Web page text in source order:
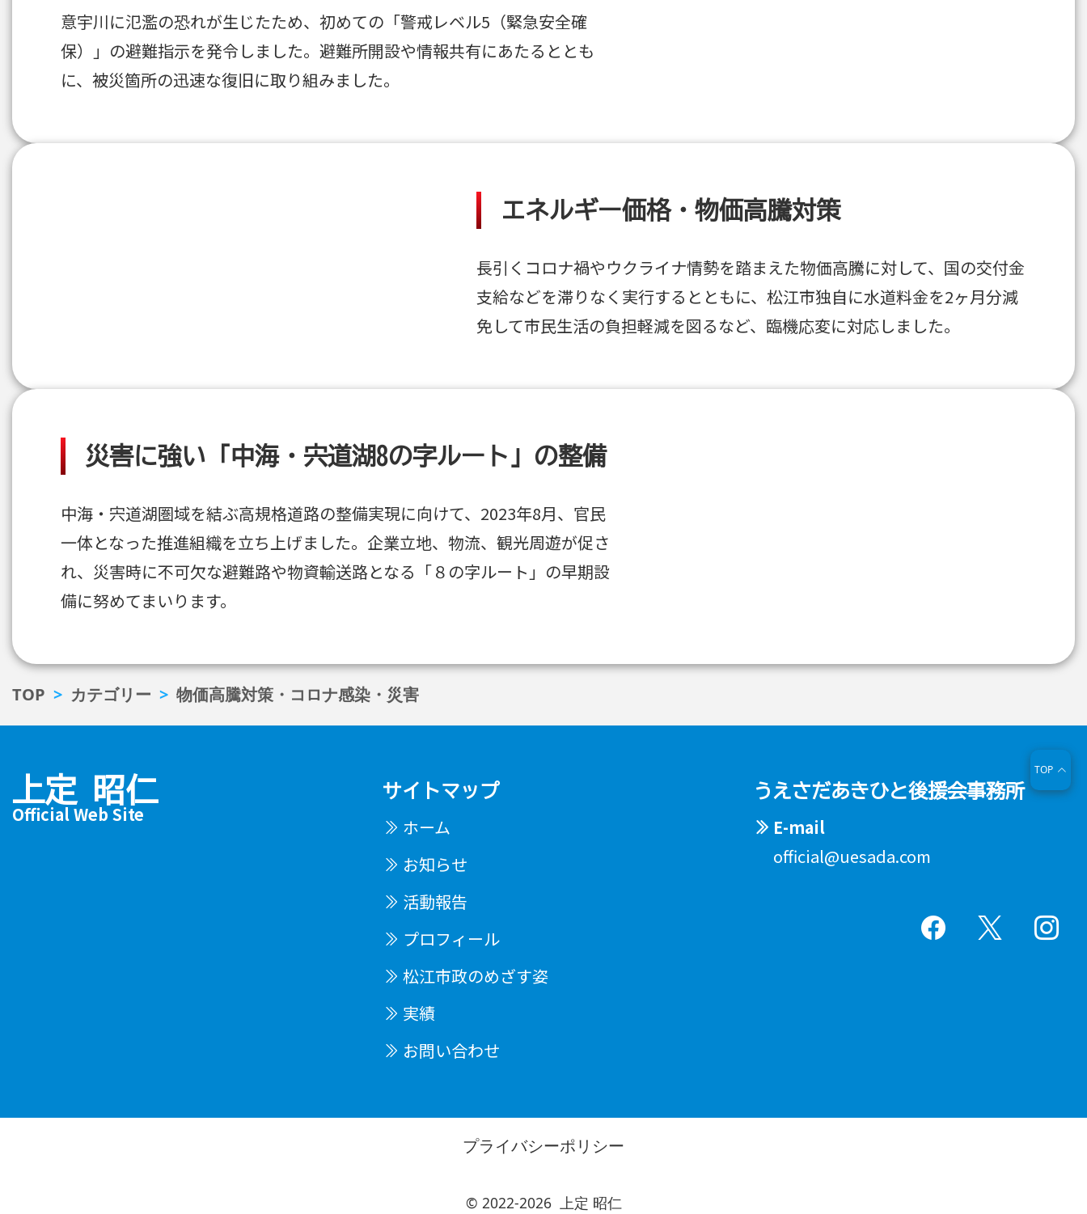
意宇川に氾濫の恐れが生じたため、初めての「警戒レベル5（緊急安全確
保）」の避難指示を発令しました。避難所開設や情報共有にあたるととも
に、被災箇所の迅速な復旧に取り組みました。
エネルギー価格・物価高騰対策
長引くコロナ禍やウクライナ情勢を踏まえた物価高騰に対して、国の交付金
支給などを滞りなく実行するとともに、松江市独自に水道料金を2ヶ月分減
免して市民生活の負担軽減を図るなど、臨機応変に対応しました。
災害に強い「中海・宍道湖8の字ルート」の整備
中海・宍道湖圏域を結ぶ高規格道路の整備実現に向けて、2023年8月、官民
一体となった推進組織を立ち上げました。企業立地、物流、観光周遊が促さ
れ、災害時に不可欠な避難路や物資輸送路となる「８の字ルート」の早期設
備に努めてまいります。
TOP カテゴリー 物価高騰対策・コロナ感染・災害
TOP
上定 昭仁
Official Web Site
サイトマップ
ホーム
お知らせ
活動報告
プロフィール
松江市政のめざす姿
実績
お問い合わせ
うえさだあきひと後援会事務所
E-mail
official@uesada.com
プライバシーポリシー
© 2022-2026 上定 昭仁